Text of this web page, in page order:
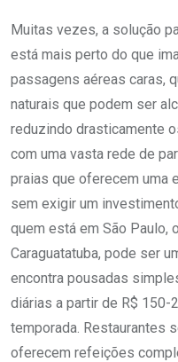
Muitas vezes, a solução
está mais perto do que
passagens aéreas caras,
naturais que podem ser
reduzindo drasticamente
com uma vasta rede de
praias que oferecem uma
sem exigir um
quem está em São Paulo,
Caraguatatuba, pode ser
encontra pousadas
diárias a partir de R$ 150-
temporada. Restaurantes
oferecem refeições